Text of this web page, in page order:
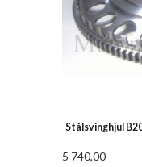
Stålsvinghjul
5 740,00